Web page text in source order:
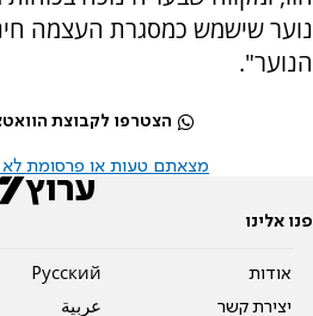
נוער שישמש כמסגרת העצמה
הנוער".
הצטרפו לקבוצת
מצאתם טעות או פרסומת לא
פנו אלינו
אודות
יצירת קשר
Pусский
عربية